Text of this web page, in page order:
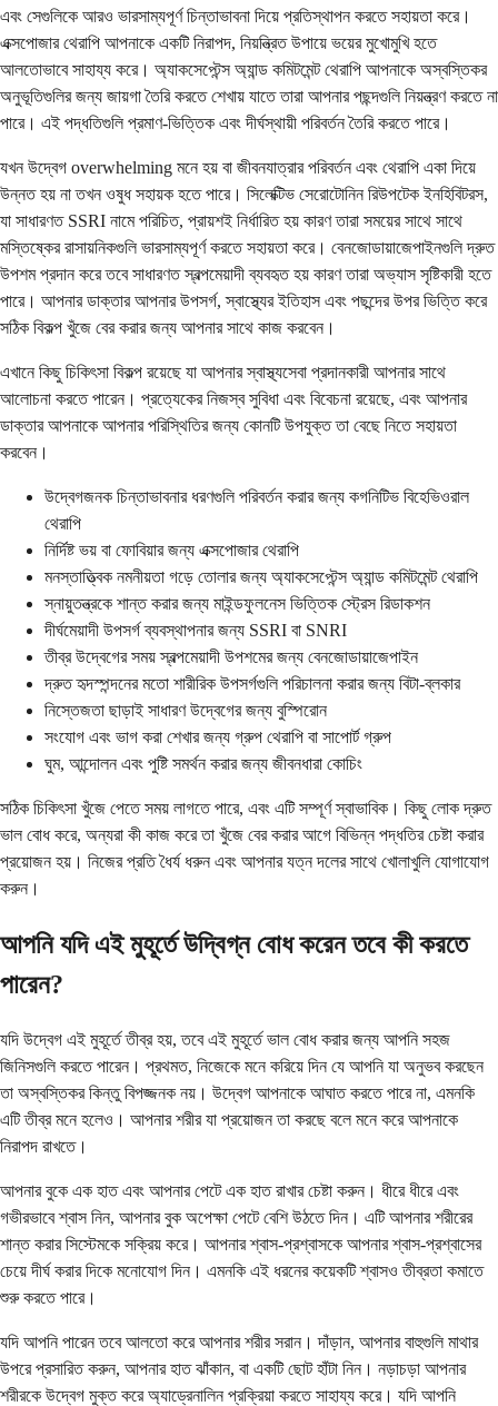
এবং সেগুলিকে আরও ভারসাম্যপূর্ণ চিন্তাভাবনা দিয়ে প্রতিস্থাপন করতে সহায়তা করে।
এক্সপোজার থেরাপি আপনাকে একটি নিরাপদ, নিয়ন্ত্রিত উপায়ে ভয়ের মুখোমুখি হতে
আলতোভাবে সাহায্য করে। অ্যাকসেপ্টেন্স অ্যান্ড কমিটমেন্ট থেরাপি আপনাকে অস্বস্তিকর
অনুভূতিগুলির জন্য জায়গা তৈরি করতে শেখায় যাতে তারা আপনার পছন্দগুলি নিয়ন্ত্রণ করতে না
পারে। এই পদ্ধতিগুলি প্রমাণ-ভিত্তিক এবং দীর্ঘস্থায়ী পরিবর্তন তৈরি করতে পারে।
যখন উদ্বেগ overwhelming মনে হয় বা জীবনযাত্রার পরিবর্তন এবং থেরাপি একা দিয়ে
উন্নত হয় না তখন ওষুধ সহায়ক হতে পারে। সিলেক্টিভ সেরোটোনিন রিউপটেক ইনহিবিটরস,
যা সাধারণত SSRI নামে পরিচিত, প্রায়শই নির্ধারিত হয় কারণ তারা সময়ের সাথে সাথে
মস্তিষ্কের রাসায়নিকগুলি ভারসাম্যপূর্ণ করতে সহায়তা করে। বেনজোডায়াজেপাইনগুলি দ্রুত
উপশম প্রদান করে তবে সাধারণত স্বল্পমেয়াদী ব্যবহৃত হয় কারণ তারা অভ্যাস সৃষ্টিকারী হতে
পারে। আপনার ডাক্তার আপনার উপসর্গ, স্বাস্থ্যের ইতিহাস এবং পছন্দের উপর ভিত্তি করে
সঠিক বিকল্প খুঁজে বের করার জন্য আপনার সাথে কাজ করবেন।
এখানে কিছু চিকিৎসা বিকল্প রয়েছে যা আপনার স্বাস্থ্যসেবা প্রদানকারী আপনার সাথে
আলোচনা করতে পারেন। প্রত্যেকের নিজস্ব সুবিধা এবং বিবেচনা রয়েছে, এবং আপনার
ডাক্তার আপনাকে আপনার পরিস্থিতির জন্য কোনটি উপযুক্ত তা বেছে নিতে সহায়তা
করবেন।
উদ্বেগজনক চিন্তাভাবনার ধরণগুলি পরিবর্তন করার জন্য কগনিটিভ বিহেভিওরাল
থেরাপি
নির্দিষ্ট ভয় বা ফোবিয়ার জন্য এক্সপোজার থেরাপি
মনস্তাত্ত্বিক নমনীয়তা গড়ে তোলার জন্য অ্যাকসেপ্টেন্স অ্যান্ড কমিটমেন্ট থেরাপি
স্নায়ুতন্ত্রকে শান্ত করার জন্য মাইন্ডফুলনেস ভিত্তিক স্ট্রেস রিডাকশন
দীর্ঘমেয়াদী উপসর্গ ব্যবস্থাপনার জন্য SSRI বা SNRI
তীব্র উদ্বেগের সময় স্বল্পমেয়াদী উপশমের জন্য বেনজোডায়াজেপাইন
দ্রুত হৃদস্পন্দনের মতো শারীরিক উপসর্গগুলি পরিচালনা করার জন্য বিটা-ব্লকার
নিস্তেজতা ছাড়াই সাধারণ উদ্বেগের জন্য বুস্পিরোন
সংযোগ এবং ভাগ করা শেখার জন্য গ্রুপ থেরাপি বা সাপোর্ট গ্রুপ
ঘুম, আন্দোলন এবং পুষ্টি সমর্থন করার জন্য জীবনধারা কোচিং
সঠিক চিকিৎসা খুঁজে পেতে সময় লাগতে পারে, এবং এটি সম্পূর্ণ স্বাভাবিক। কিছু লোক দ্রুত
ভাল বোধ করে, অন্যরা কী কাজ করে তা খুঁজে বের করার আগে বিভিন্ন পদ্ধতির চেষ্টা করার
প্রয়োজন হয়। নিজের প্রতি ধৈর্য ধরুন এবং আপনার যত্ন দলের সাথে খোলাখুলি যোগাযোগ
করুন।
আপনি যদি এই মুহূর্তে উদ্বিগ্ন বোধ করেন তবে কী করতে
পারেন?
যদি উদ্বেগ এই মুহূর্তে তীব্র হয়, তবে এই মুহূর্তে ভাল বোধ করার জন্য আপনি সহজ
জিনিসগুলি করতে পারেন। প্রথমত, নিজেকে মনে করিয়ে দিন যে আপনি যা অনুভব করছেন
তা অস্বস্তিকর কিন্তু বিপজ্জনক নয়। উদ্বেগ আপনাকে আঘাত করতে পারে না, এমনকি
এটি তীব্র মনে হলেও। আপনার শরীর যা প্রয়োজন তা করছে বলে মনে করে আপনাকে
নিরাপদ রাখতে।
আপনার বুকে এক হাত এবং আপনার পেটে এক হাত রাখার চেষ্টা করুন। ধীরে ধীরে এবং
গভীরভাবে শ্বাস নিন, আপনার বুক অপেক্ষা পেটে বেশি উঠতে দিন। এটি আপনার শরীরের
শান্ত করার সিস্টেমকে সক্রিয় করে। আপনার শ্বাস-প্রশ্বাসকে আপনার শ্বাস-প্রশ্বাসের
চেয়ে দীর্ঘ করার দিকে মনোযোগ দিন। এমনকি এই ধরনের কয়েকটি শ্বাসও তীব্রতা কমাতে
শুরু করতে পারে।
যদি আপনি পারেন তবে আলতো করে আপনার শরীর সরান। দাঁড়ান, আপনার বাহুগুলি মাথার
উপরে প্রসারিত করুন, আপনার হাত ঝাঁকান, বা একটি ছোট হাঁটা নিন। নড়াচড়া আপনার
শরীরকে উদ্বেগ মুক্ত করে অ্যাড্রেনালিন প্রক্রিয়া করতে সাহায্য করে। যদি আপনি